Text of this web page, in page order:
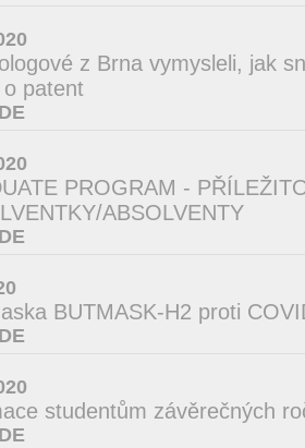
z Brna vymysleli, jak
patent
PROGRAM -
ABSOLVENTY
BUTMASK-H2 proti
studentům závěrečných